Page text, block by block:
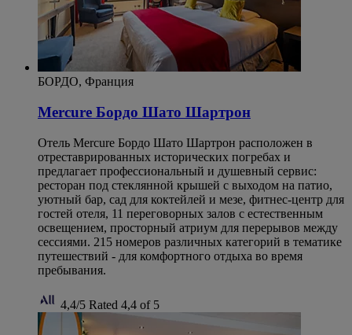
БОРДО, Франция
Mercure Бордо Шато Шартрон
Отель Mercure Бордо Шато Шартрон расположен в
отреставрированных исторических погребах и
предлагает профессиональный и душевный сервис:
ресторан под стеклянной крышей с выходом на патио,
уютный бар, сад для коктейлей и мезе, фитнес-центр для
гостей отеля, 11 переговорных залов с естественным
освещением, просторный атриум для перерывов между
сессиями. 215 номеров различных категорий в тематике
путешествий - для комфортного отдыха во время
пребывания.
4,4/5 Rated 4,4 of 5